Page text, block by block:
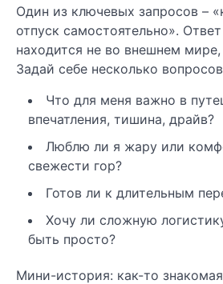
Один из ключевых запросов –
отпуск самостоятельно».
находится не во внешнем мире,
Задай себе несколько
Что для меня важно в
впечатления, тишина, драйв?
Люблю ли я жару или
свежести гор?
Готов ли к длительным
Хочу ли сложную
быть просто?
Мини-история: как-то